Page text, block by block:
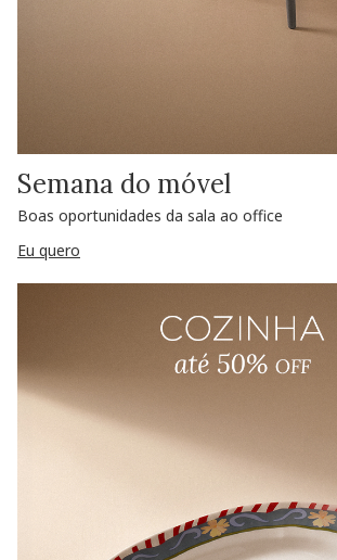
Semana do móvel
Boas oportunidades da sala ao office
Eu quero